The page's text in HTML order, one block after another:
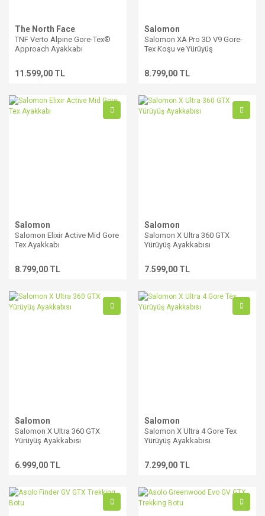
The North Face
TNF Verto Alpine Gore-Tex®
Approach Ayakkabı
11.599,00 TL
Salomon
Salomon XA Pro 3D V9 Gore-
Tex Koşu ve Yürüyüş
8.799,00 TL
Salomon
Salomon Elixir Active Mid Gore
Tex Ayakkabı
8.799,00 TL
Salomon
Salomon X Ultra 360 GTX
Yürüyüş Ayakkabısı
7.599,00 TL
Salomon
Salomon X Ultra 360 GTX
Yürüyüş Ayakkabısı
6.999,00 TL
Salomon
Salomon X Ultra 4 Gore Tex
Yürüyüş Ayakkabısı
7.299,00 TL